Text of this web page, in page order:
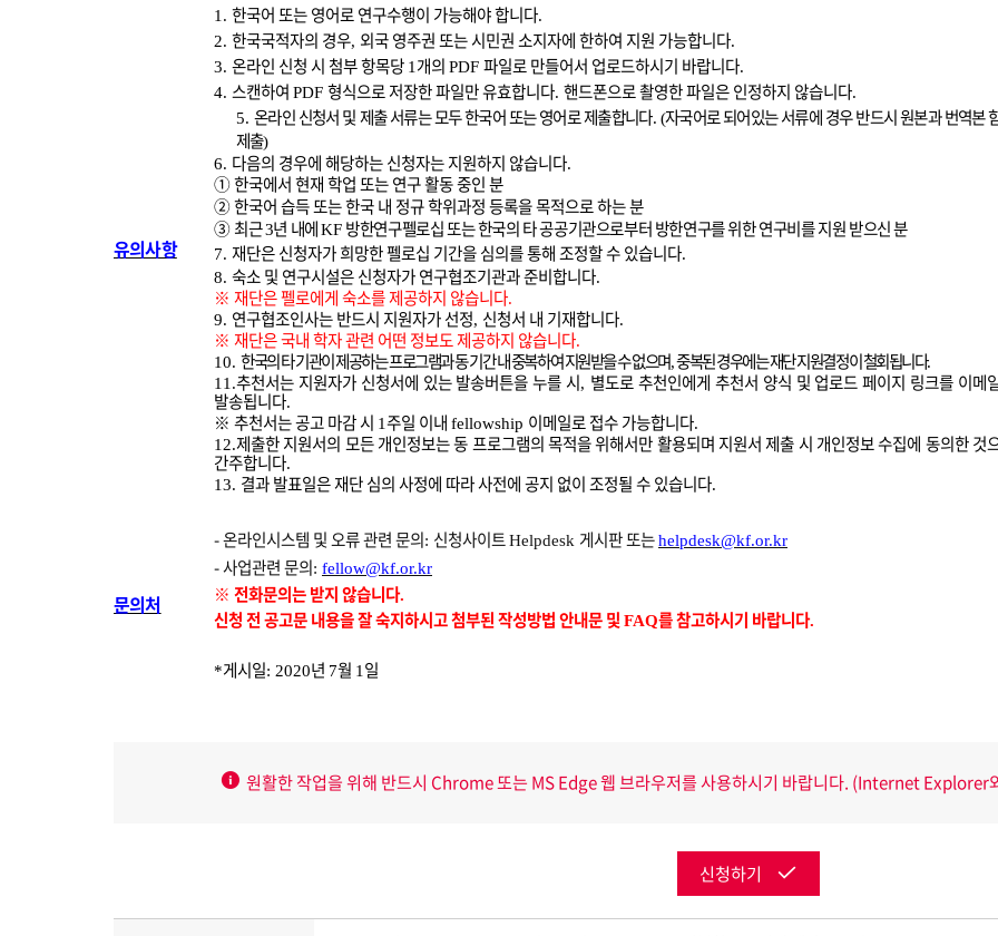
유의사항
1. 한국어 또는 영어로 연구수행이 가능해야 합니다.
2. 한국국적자의 경우, 외국 영주권 또는 시민권 소지자에 한하여 지원 가능합니다.
3. 온라인 신청 시 첨부 항목당 1 개의 PDF 파일로 만들어서 업로드하시기 바랍니다.
4. 스캔하여 PDF 형식으로 저장한 파일만 유효합니다. 핸드폰으로 촬영한 파일은 인정하지 않습니다.
5. 온라인 신청서 및 제출 서류는 모두 한국어 또는 영어로 제출합니다. (자국어로 되어있는 서류에 경우 반드시 원본과 번역본
제출)
6. 다음의 경우에 해당하는 신청자는 지원하지 않습니다.
①한국에서 현재 학업 또는 연구 활동 중인 분
②한국어 습득 또는 한국 내 정규 학위과정 등록을 목적으로 하는 분
③최근3년 내에KF 방한연구펠로십 또는 한국의 타 공공기관으로부터 방한연구를 위한 연구비를 지원 받으신 분
7. 재단은 신청자가 희망한 펠로십 기간을 심의를 통해 조정할 수 있습니다.
8. 숙소 및 연구시설은 신청자가 연구협조기관과 준비합니다.
※ 재단은 펠로에게 숙소를 제공하지 않습니다.
9. 연구협조인사는 반드시 지원자가 선정, 신청서 내 기재합니다.
※ 재단은 국내 학자 관련 어떤 정보도 제공하지 않습니다.
10. 한국의 타 기관이 제공하는 프로그램과 동 기간 내 중복하여 지원받을 수 없으며,중복된 경우에는 재단 지원결정이 철회됩니다.
11.추천서는 지원자가 신청서에 있는 발송버튼을 누를 시, 별도로 추천인에게 추천서 양식 및 업로드 페이지 링크를 이메
발송됩니다.
※ 추천서는 공고 마감 시 1주일 이내 fellowship 이메일로 접수 가능합니다.
12.제출한 지원서의 모든 개인정보는 동 프로그램의 목적을 위해서만 활용되며 지원서 제출 시 개인정보 수집에 동의한 것
간주합니다.
13. 결과 발표일은 재단 심의 사정에 따라 사전에 공지 없이 조정될 수 있습니다.
문의처
-온라인시스템 및 오류 관련 문의: 신청사이트Helpdesk 게시판 또는helpdesk@kf.or.kr
-사업관련 문의: fellow@kf.or.kr
※ 전화문의는 받지 않습니다.
신청 전 공고문 내용을 잘 숙지하시고 첨부된 작성방법 안내문 및 FAQ를 참고하시기 바랍니다.
*게시일: 2020년 7월 1 일
원활한 작업을 위해 반드시 Chrome 또는 MS Edge 웹 브라우저를 사용하시기 바랍니다. (Internet
신청하기